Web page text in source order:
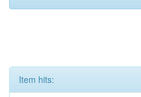
Item hits: